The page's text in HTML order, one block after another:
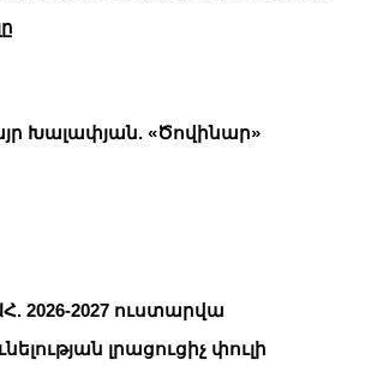
Խալափյան. «Ծովինար»
2026-2027 ուստարվա
լրացուցիչ փուլի